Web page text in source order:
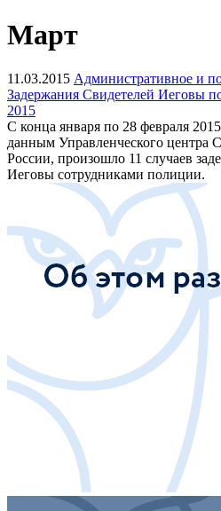
Март
11.03.2015 Административное и
Задержания Свидетелей Иеговы
2015
С конца января по 28 февраля
данным Управленческого центра
России, произошло 11 случаев
Иеговы сотрудниками полиции.